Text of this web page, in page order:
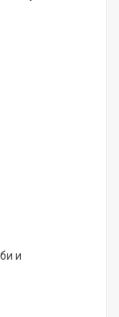
и